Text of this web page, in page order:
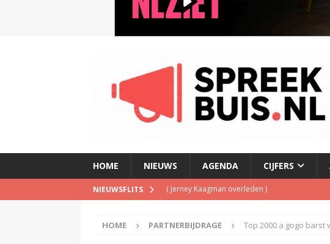
HOME NIEUWS AGENDA CIJFERS
NIEUWSFLITS ( Jerney Kaagman overleden )
(Spotify brengt advertentiemodel podcasts in
HOME PARTNERBIJDRAGE Top 2000 a gogo